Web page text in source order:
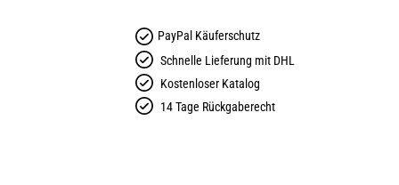
PayPal Käuferschutz
Schnelle Lieferung mit DHL
Kostenloser Katalog
14 Tage Rückgaberecht